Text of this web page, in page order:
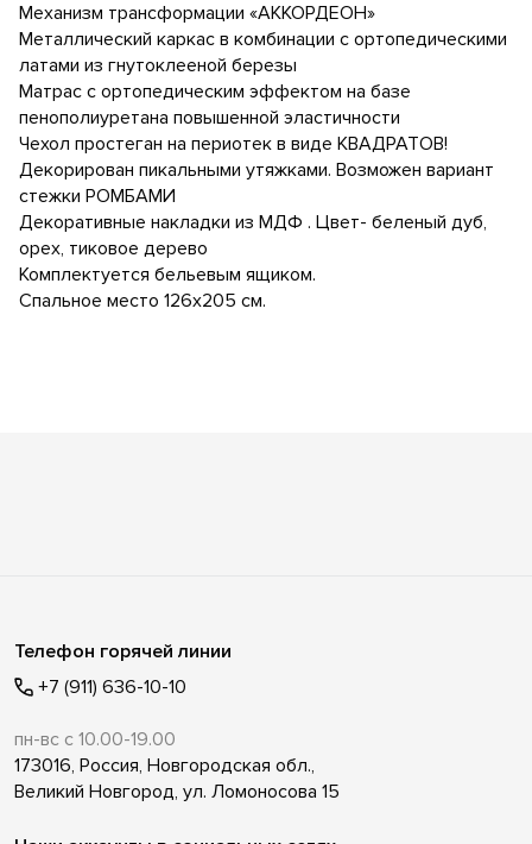
Механизм трансформации «АККОРДЕОН»
Металлический каркас в комбинации с ортопедическими
латами из гнутоклееной березы
Матрас с ортопедическим эффектом на базе
пенополиуретана повышенной эластичности
Чехол простеган на периотек в виде КВАДРАТОВ!
Декорирован пикальными утяжками. Возможен вариант
стежки РОМБАМИ
Декоративные накладки из МДФ . Цвет- беленый дуб,
орех, тиковое дерево
Комплектуется бельевым ящиком.
Спальное место 126х205 см.
Телефон горячей линии
+7 (911) 636-10-10
пн-вс с 10.00-19.00
173016, Россия, Новгородская обл.,
Великий Новгород, ул. Ломоносова 15